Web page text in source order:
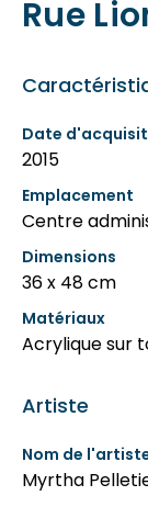
Rue
Date
2015
Emplacement
Centre
Dimensions
36 x 48 cm
Matériaux
Acrylique sur
Artiste
Nom de
Myrtha